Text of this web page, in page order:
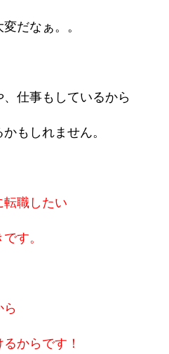
だなぁ。。
仕事もしているから
もしれません。
転職したい
す。
ら
からです！